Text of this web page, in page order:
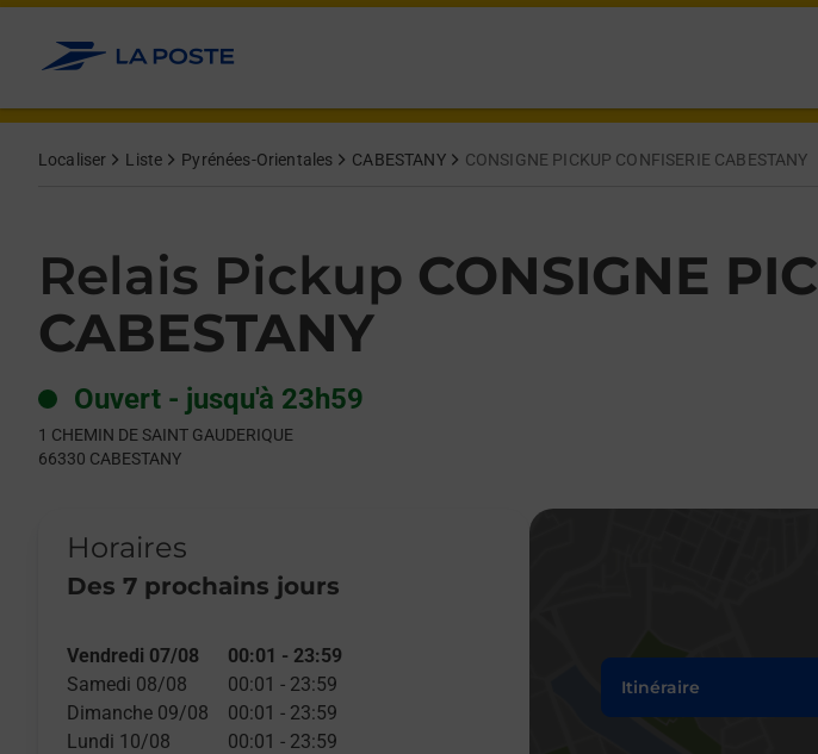
Allez au contenu
Localiser Liste Pyrénées-Orientales CABESTANY CONSIGNE PICKUP CONFISERIE CABESTANY
Relais Pickup CONSIGNE
CABESTANY
Ouvert - jusqu'à 23h59
1 CHEMIN DE SAINT GAUDERIQUE
66330 CABESTANY
Horaires
Des 7 prochains jours
Day of the WeekHours
Vendredi 07/08 00:01 - 23:59
Samedi 08/08
00:01 - 23:59
Dimanche 09/08
00:01 - 23:59
Lundi 10/08
00:01 - 23:59
Itinéraire
Get directions to Relais Pickup at 1 CHEMIN DE SAINT GAUDERIQUE CABESTANY,
lien s'ouvre dans un nouvel onglet